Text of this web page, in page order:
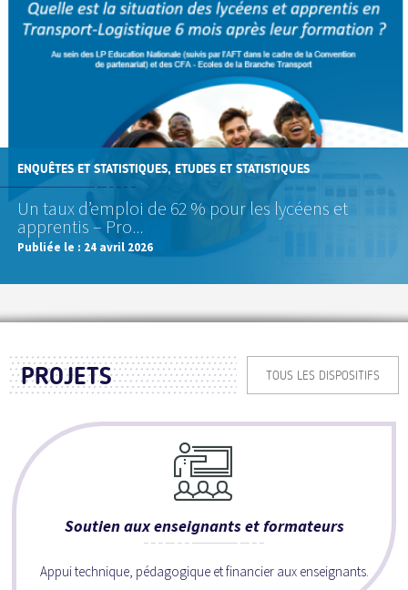
ENQUÊTES ET STATISTIQUES, ETUDES ET STATISTIQUES
Un taux d’emploi de 62 % pour les lycéens et
apprentis – Pro...
Publiée le : 24 avril 2026
PROJETS TOUS LES DISPOSITIFS
Soutien aux enseignants et formateurs
Appui technique, pédagogique et financier aux enseignants.